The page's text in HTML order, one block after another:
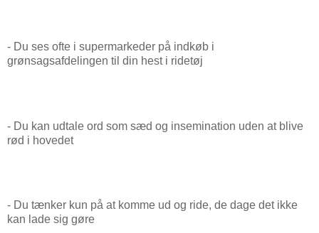
- Du ses ofte i supermarkeder på indkøb i
grønsagsafdelingen til din hest i ridetøj
- Du kan udtale ord som sæd og insemination uden at blive
rød i hovedet
- Du tænker kun på at komme ud og ride, de dage det ikke
kan lade sig gøre